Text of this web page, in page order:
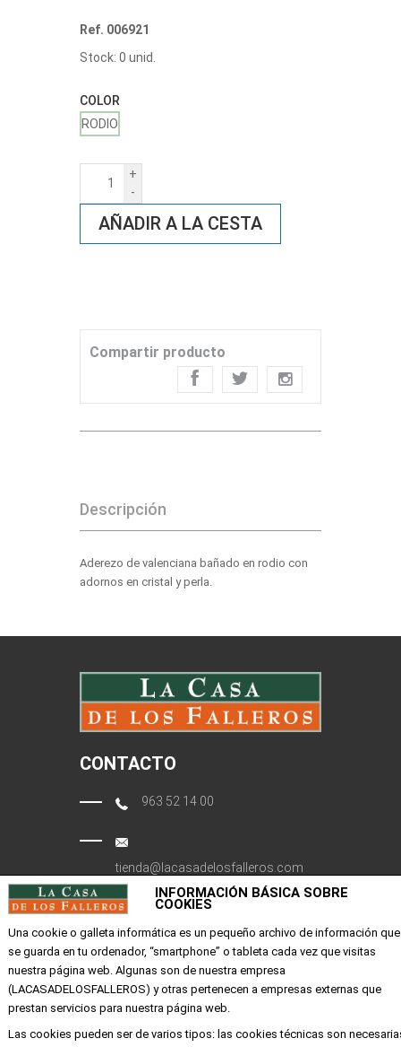
Ref. 006921
Stock: 0 unid.
COLOR
RODIO
+
-
AÑADIR A LA CESTA
Compartir producto
Descripción
Aderezo de valenciana bañado en rodio con
adornos en cristal y perla.
CONTACTO
963 52 14 00
tienda@lacasadelosfalleros.com
Calle Quevedo 6
46001 Valencia
EMPRESA
INFORMACIÓN BÁSICA SOBRE
COOKIES
Una cookie o galleta informática es un pequeño archivo de información que
se guarda en tu ordenador, “smartphone” o tableta cada vez que visitas
nuestra página web. Algunas son de nuestra empresa
(LACASADELOSFALLEROS) y otras pertenecen a empresas externas que
prestan servicios para nuestra página web.
Las cookies pueden ser de varios tipos: las cookies técnicas son